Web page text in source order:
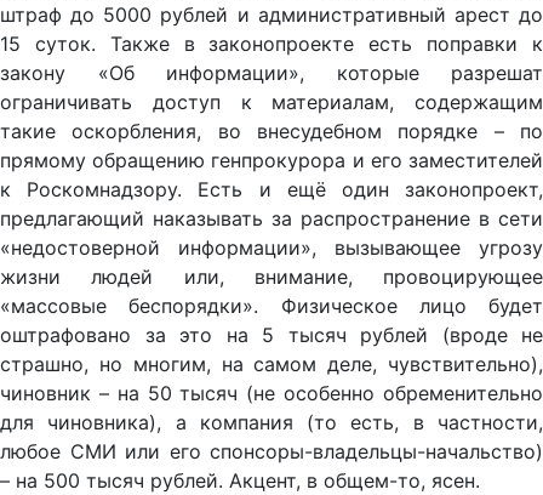
штраф до 5000 рублей и административный арест до
15 суток. Также в законопроекте есть поправки к
закону «Об информации», которые разрешат
ограничивать доступ к материалам, содержащим
такие оскорбления, во внесудебном порядке – по
прямому обращению генпрокурора и его заместителей
к Роскомнадзору. Есть и ещё один законопроект,
предлагающий наказывать за распространение в сети
«недостоверной информации», вызывающее угрозу
жизни людей или, внимание, провоцирующее
«массовые беспорядки». Физическое лицо будет
оштрафовано за это на 5 тысяч рублей (вроде не
страшно, но многим, на самом деле, чувствительно),
чиновник – на 50 тысяч (не особенно обременительно
для чиновника), а компания (то есть, в частности,
любое СМИ или его спонсоры-владельцы-начальство)
– на 500 тысяч рублей. Акцент, в общем-то, ясен.